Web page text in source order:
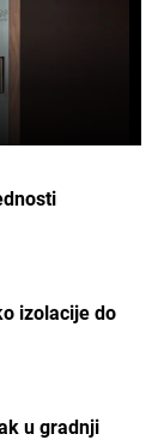
izolacije do
u gradnji